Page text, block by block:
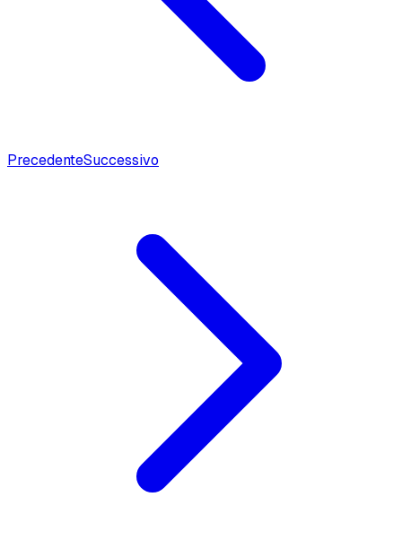
PrecedenteSuccessivo